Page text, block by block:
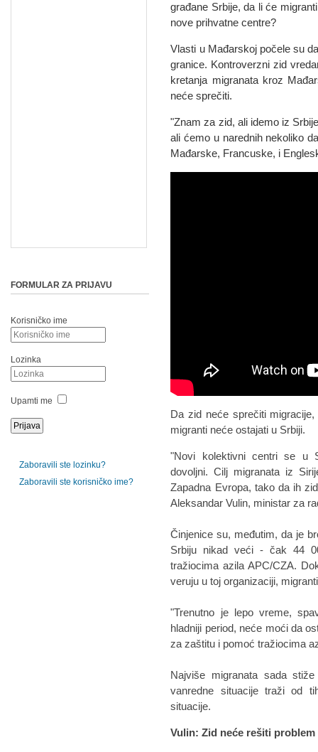
građane Srbije, da li će
nove prihvatne centre?
Vlasti u Mađarskoj počele su
granice. Kontroverzni zid
kretanja migranata kroz
neće sprečiti.
"Znam za zid, ali idemo iz
ali ćemo u narednih nekoliko
Mađarske, Francuske, i
Da zid neće sprečiti
migranti neće ostajati u Srbiji.
"Novi kolektivni centri se u
dovoljni. Cilj migranata iz
Zapadna Evropa, tako da ih
Aleksandar Vulin, ministar za
Činjenice su, međutim, da je
Srbiju nikad veći - čak 44
tražiocima azila APC/CZA.
veruju u toj organizaciji,
"Trenutno je lepo vreme,
hladniji period, neće moći da
za zaštitu i pomoć tražiocima
Najviše migranata sada
vanredne situacije traži od
situacije.
Vulin: Zid neće rešiti problem
FORMULAR ZA PRIJAVU
Korisničko ime
Lozinka
Upamti me
Zaboravili ste lozinku?
Zaboravili ste korisničko ime?